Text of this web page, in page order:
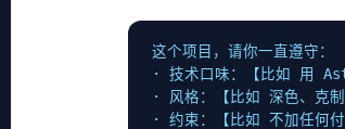
这个项目，请你一直遵守：
· 技术口味：【比如 用
· 风格：【比如 深色、克制
· 约束：【比如 不加任何